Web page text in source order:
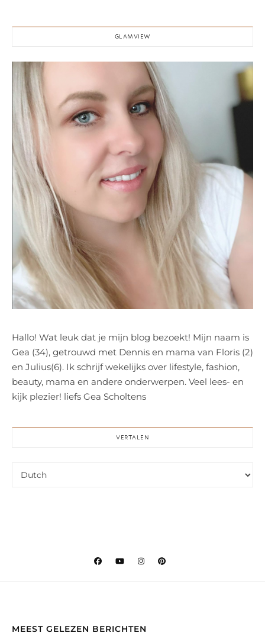
GLAMVIEW
Hallo! Wat leuk dat je mijn blog bezoekt! Mijn naam is
Gea (34), getrouwd met Dennis en mama van Floris (2)
en Julius(6). Ik schrijf wekelijks over lifestyle, fashion,
beauty, mama en andere onderwerpen. Veel lees- en
kijk plezier! liefs Gea Scholtens
VERTALEN
MEEST GELEZEN BERICHTEN